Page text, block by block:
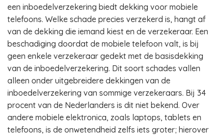
een inboedelverzekering biedt dekking voor mobiele
telefoons. Welke schade precies verzekerd is, hangt af
van de dekking die iemand kiest en de verzekeraar. Een
beschadiging doordat de mobiele telefoon valt, is bij
geen enkele verzekeraar gedekt met de basisdekking
van de inboedelverzekering. Dit soort schades vallen
alleen onder uitgebreidere dekkingen van de
inboedelverzekering van sommige verzekeraars. Bij 34
procent van de Nederlanders is dit niet bekend. Over
andere mobiele elektronica, zoals laptops, tablets en
telefoons, is de onwetendheid zelfs iets groter; hierover